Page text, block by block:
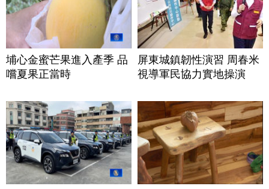
埔心金蜜芒果進入產季 品
嚐夏果正當時
屏東城鎮韌性演習 周春米
視導軍民協力實地操演